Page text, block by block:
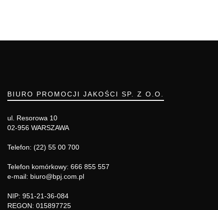
BIURO PROMOCJI JAKOŚCI SP. Z O.O.
ul. Resorowa 10
02-956 WARSZAWA
Telefon: (22) 55 00 700
Telefon komórkowy: 666 855 557
e-mail: biuro@bpj.com.pl
NIP: 951-21-36-084
REGON: 015897725